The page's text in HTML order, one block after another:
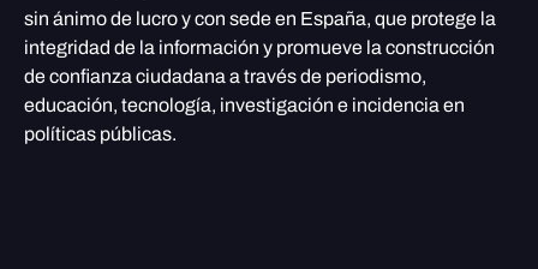
sin ánimo de lucro y con sede en España, que protege la
integridad de la información y promueve la construcción
de confianza ciudadana a través de periodismo,
educación, tecnología, investigación e incidencia en
políticas públicas.